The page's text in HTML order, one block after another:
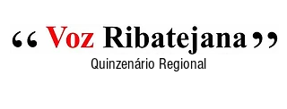
Quinzenário Regional